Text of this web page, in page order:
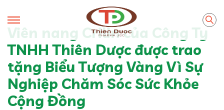
Viên nang Crilin của Công Ty
TNHH Thiên Dược được trao
tặng Biểu Tượng Vàng Vì Sự
Nghiệp Chăm Sóc Sức Khỏe
Cộng Đồng